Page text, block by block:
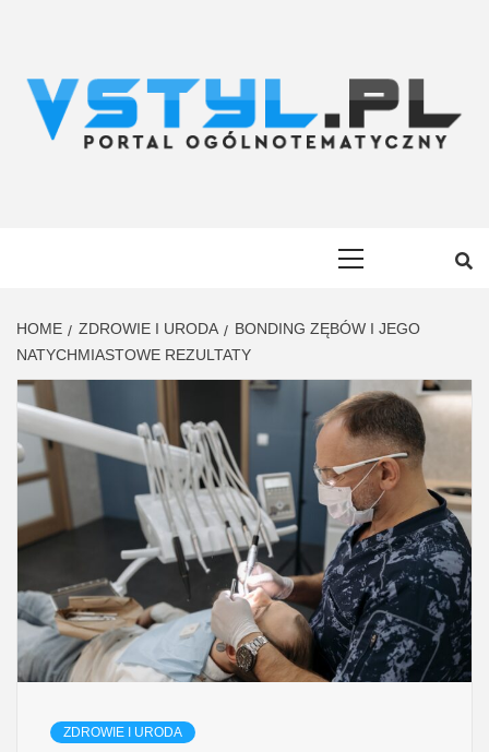
HOME ZDROWIE I URODA
BONDING ZĘBÓW I JEGO
NATYCHMIASTOWE REZULTATY
ZDROWIE I URODA